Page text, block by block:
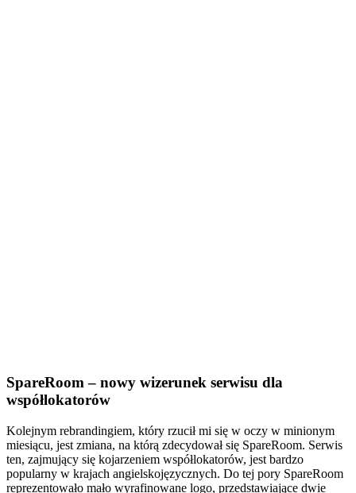
SpareRoom – nowy wizerunek serwisu dla
współlokatorów
Kolejnym rebrandingiem, który rzucił mi się w oczy w minionym
miesiącu, jest zmiana, na którą zdecydował się SpareRoom. Serwis
ten, zajmujący się kojarzeniem współlokatorów, jest bardzo
popularny w krajach angielskojęzycznych. Do tej pory SpareRoom
reprezentowało mało wyrafinowane logo, przedstawiające dwie